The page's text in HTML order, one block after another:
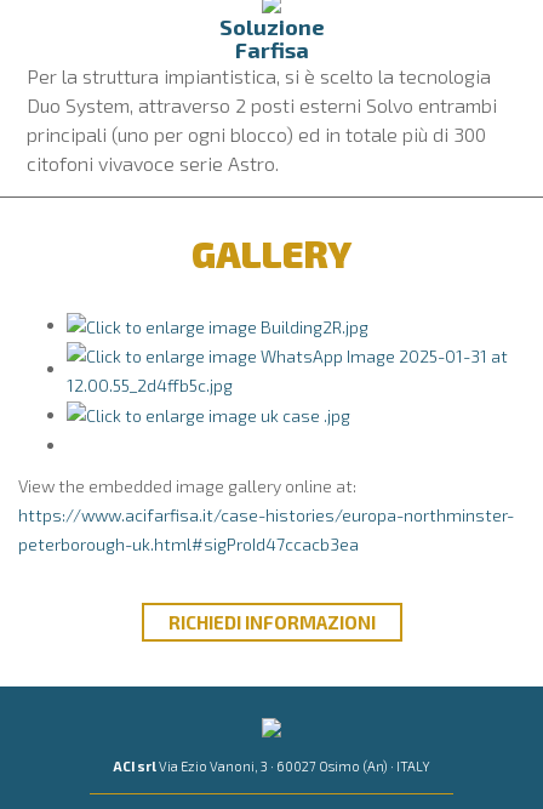
Soluzione
Farfisa
Per la struttura impiantistica, si è scelto la tecnologia
Duo System, attraverso 2 posti esterni Solvo entrambi
principali (uno per ogni blocco) ed in totale più di 300
citofoni vivavoce serie Astro.
GALLERY
View the embedded image gallery online at:
https://www.acifarfisa.it/case-histories/europa-northminster-
peterborough-uk.html#sigProId47ccacb3ea
RICHIEDI INFORMAZIONI
ACI srlVia Ezio Vanoni, 3 · 60027 Osimo (An) · ITALY